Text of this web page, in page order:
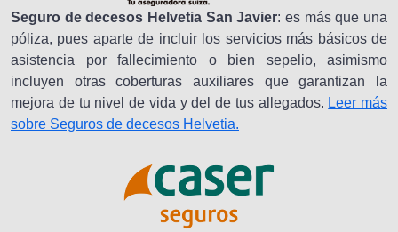
Seguro de decesos Helvetia San Javier: es más que una
póliza, pues aparte de incluir los servicios más básicos de
asistencia por fallecimiento o bien sepelio, asimismo
incluyen otras coberturas auxiliares que garantizan la
mejora de tu nivel de vida y del de tus allegados. Leer más
sobre Seguros de decesos Helvetia.